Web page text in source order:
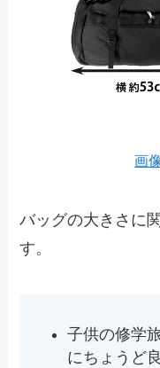
画
バッグの大きさに
す。
子供の修学
にちょうど